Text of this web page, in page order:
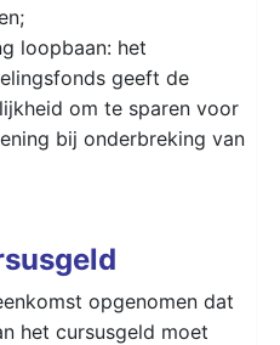
loopbaan: het
geeft de
om te sparen voor
bij onderbreking van
opgenomen dat
het cursusgeld moet